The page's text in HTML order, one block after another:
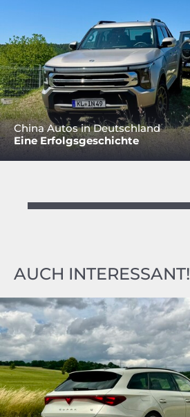
China Autos in Deutschland
Eine Erfolgsgeschichte
AUCH INTERESSANT!